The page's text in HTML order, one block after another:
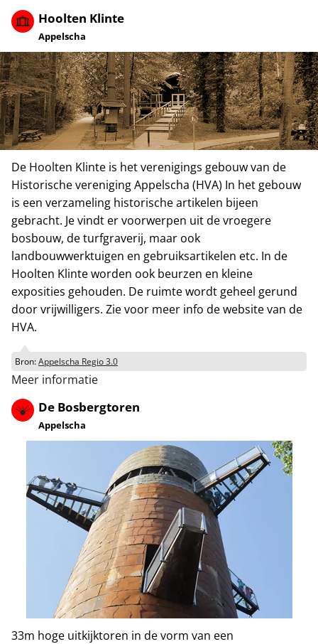
Hoolten Klinte
Appelscha
De Hoolten Klinte is het verenigings gebouw van de
Historische vereniging Appelscha (HVA) In het gebouw
is een verzameling historische artikelen bijeen
gebracht. Je vindt er voorwerpen uit de vroegere
bosbouw, de turfgraverij, maar ook
landbouwwerktuigen en gebruiksartikelen etc. In de
Hoolten Klinte worden ook beurzen en kleine
exposities gehouden. De ruimte wordt geheel gerund
door vrijwilligers. Zie voor meer info de website van de
HVA.
Bron:Appelscha Regio 3.0
Meer informatie
De Bosbergtoren
Appelscha
33m hoge uitkijktoren in de vorm van een